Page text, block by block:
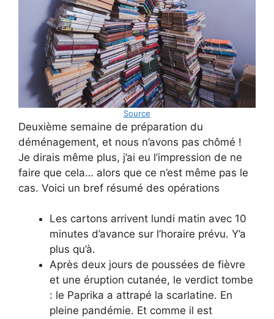
Source
Deuxième semaine de préparation du
déménagement, et nous n’avons pas chômé !
Je dirais même plus, j’ai eu l’impression de ne
faire que cela… alors que ce n’est même pas le
cas. Voici un bref résumé des opérations
Les cartons arrivent lundi matin avec 10
minutes d’avance sur l’horaire prévu. Y’a
plus qu’à.
Après deux jours de poussées de fièvre
et une éruption cutanée, le verdict tombe
: le Paprika a attrapé la scarlatine. En
pleine pandémie. Et comme il est